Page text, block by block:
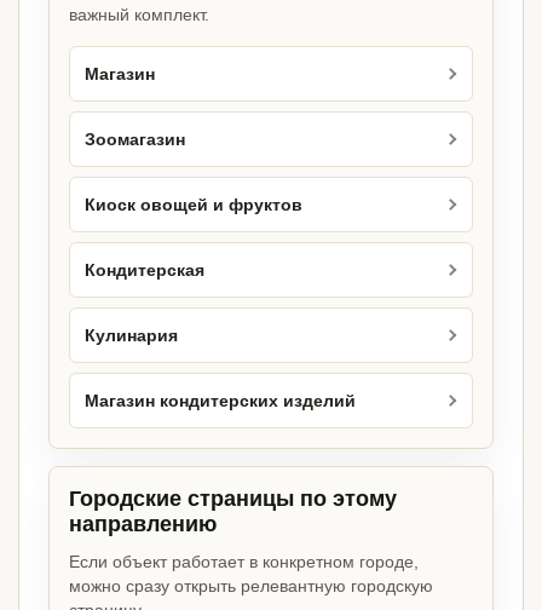
важный комплект.
Магазин
Зоомагазин
Киоск овощей и фруктов
Кондитерская
Кулинария
Магазин кондитерских изделий
Городские страницы по этому
направлению
Если объект работает в конкретном городе,
можно сразу открыть релевантную городскую